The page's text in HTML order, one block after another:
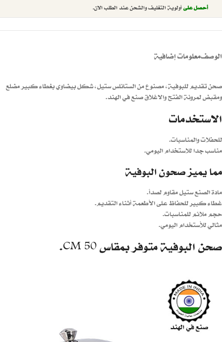
أحصل علىأولوية التغليف والشحن عند الطلب الان.
الوصفمعلومات إضافية
صحن تقديم للبوفية، مصنوع من الستانلس ستيل، شكل بيضاوي بغطاء كبير مضلع
ومقبض لمرونة الفتح والاغلاق صنع في الهند.
الاستخدمات
للحفلات والمناسبات.
مناسب جدا للاستخدام اليومي.
مما يميز صحون البوفية
مادة الصنع ستيل مقاوم لصدأ.
غطاء كبير للحفاظ على الأطعمة أثناء التقديم.
حجم ملائم للمناسبات.
مثالي للأستخدام اليومي.
صحن البوفية متوفر بمقاس 50 CM.